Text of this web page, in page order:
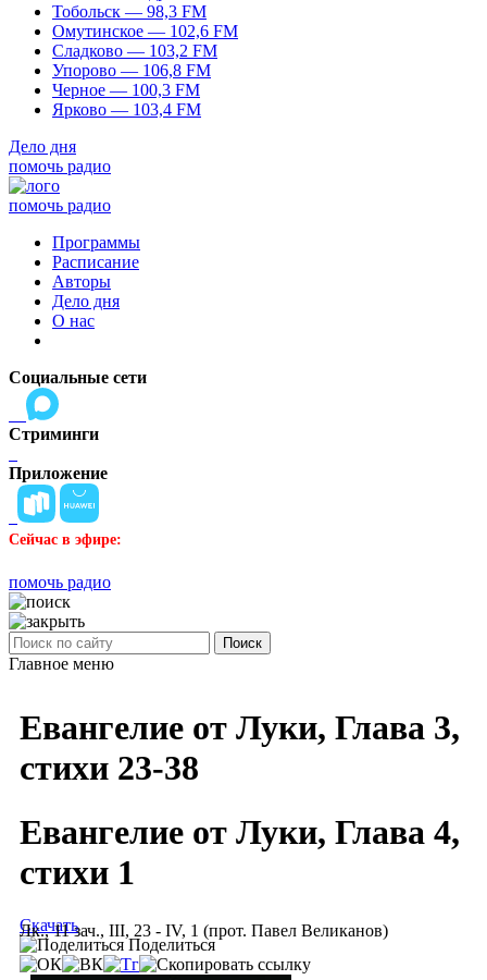
Тобольск — 98,3 FM
Омутинское — 102,6 FM
Сладково — 103,2 FM
Упорово — 106,8 FM
Черное — 100,3 FM
Ярково — 103,4 FM
Дело дня
помочь радио
помочь радио
Программы
Расписание
Авторы
Дело дня
О нас
Социальные сети
Стриминги
Приложение
Сейчас в эфире:
помочь радио
Поиск
Главное меню
Евангелие от Луки, Глава 3,
стихи 23-38
Евангелие от Луки, Глава 4,
стихи 1
Лк., 11 зач., III, 23 - IV, 1 (прот. Павел Великанов)
Скачать
Поделиться